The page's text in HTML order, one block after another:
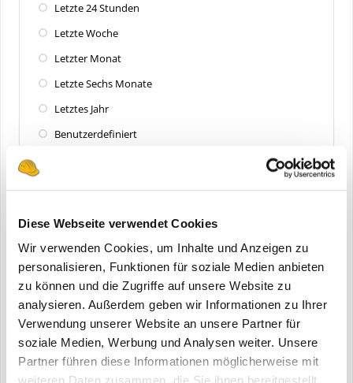
Diese Webseite verwendet Cookies
Wir verwenden Cookies, um Inhalte und Anzeigen zu
personalisieren, Funktionen für soziale Medien anbieten
zu können und die Zugriffe auf unsere Website zu
analysieren. Außerdem geben wir Informationen zu Ihrer
Verwendung unserer Website an unsere Partner für
soziale Medien, Werbung und Analysen weiter. Unsere
Partner führen diese Informationen möglicherweise mit
Letzte 24 Stunden
Letzte Woche
Letzter Monat
Letzte Sechs Monate
Letztes Jahr
Benutzerdefiniert
Zuletzt aktualisiert
Letzte 24 Stunden
Letzte Woche
Letzter Monat
Letzte Sechs Monate
Letztes Jahr
Benutzerdefiniert